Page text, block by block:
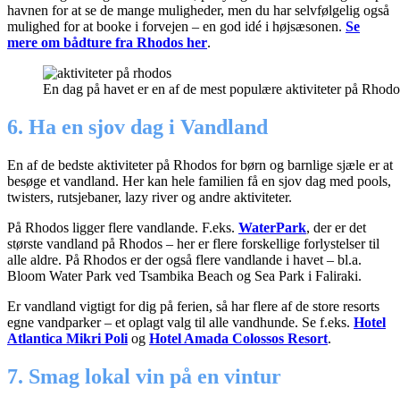
havnen for at se de mange muligheder, men du har selvfølgelig også
mulighed for at booke i forvejen – en god idé i højsæsonen. Se
mere om bådture fra Rhodos her.
En dag på havet er en af de mest populære aktiviteter på
6. Ha en sjov dag i Vandland
En af de bedste aktiviteter på Rhodos for børn og barnlige sjæle er at
besøge et vandland. Her kan hele familien få en sjov dag med pools,
twisters, rutsjebaner, lazy river og andre aktiviteter.
På Rhodos ligger flere vandlande. F.eks. WaterPark, der er det
største vandland på Rhodos – her er flere forskellige forlystelser til
alle aldre. På Rhodos er der også flere vandlande i havet – bl.a.
Bloom Water Park ved Tsambika Beach og Sea Park i Faliraki.
Er vandland vigtigt for dig på ferien, så har flere af de store resorts
egne vandparker – et oplagt valg til alle vandhunde. Se f.eks. Hotel
Atlantica Mikri Poli og Hotel Amada Colossos Resort.
7. Smag lokal vin på en vintur